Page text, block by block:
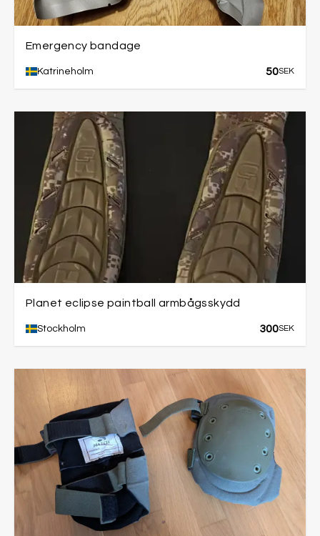
Emergency bandage
Katrineholm 50SEK
Planet eclipse paintball armbågsskydd
Stockholm 300SEK